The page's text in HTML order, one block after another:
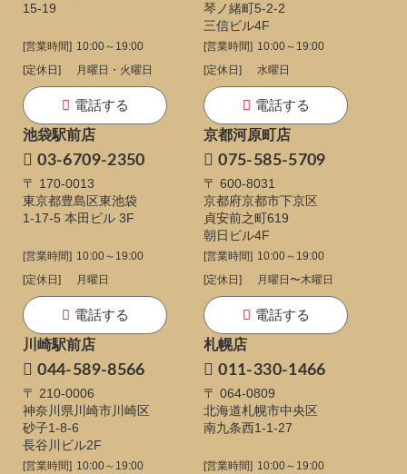
15-19
[営業時間] 10:00～19:00
[定休日]
月曜日・火曜日
電話する
琴ノ緒町5-2-2
三信ビル4F
[営業時間] 10:00～19:00
[定休日]
水曜日
電話する
池袋駅前店
03-6709-2350
〒 170-0013
東京都豊島区東池袋
1-17-5 本田ビル 3F
[営業時間] 10:00～19:00
[定休日]
月曜日
電話する
京都河原町店
075-585-5709
〒 600-8031
京都府京都市下京区
貞安前之町619
朝日ビル4F
[営業時間] 10:00～19:00
[定休日]
月曜日〜木曜日
電話する
川崎駅前店
044-589-8566
〒 210-0006
神奈川県川崎市川崎区
砂子1-8-6
長谷川ビル2F
[営業時間] 10:00～19:00
札幌店
011-330-1466
〒 064-0809
北海道札幌市中央区
南九条西1-1-27
[営業時間] 10:00～19:00